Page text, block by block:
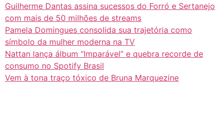
Guilherme Dantas assina sucessos do Forró e Sertanejo
com mais de 50 milhões de streams
Pamela Domingues consolida sua trajetória como
símbolo da mulher moderna na TV
Nattan lança álbum “Imparável” e quebra recorde de
consumo no Spotify Brasil
Vem à tona traço tóxico de Bruna Marquezine